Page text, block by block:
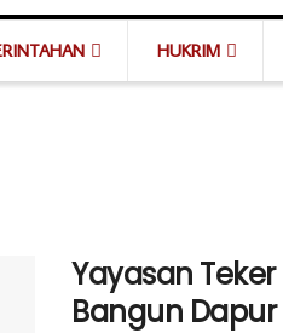
HUKRIM
Yayasan
Bangun